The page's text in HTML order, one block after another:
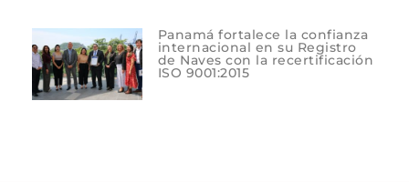
Panamá fortalece la confianza
internacional en su Registro
de Naves con la recertificación
ISO 9001:2015